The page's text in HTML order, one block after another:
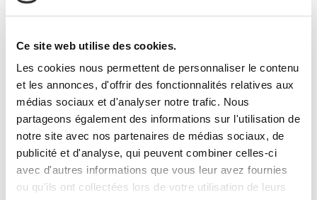
Ce site web utilise des cookies.
Les cookies nous permettent de personnaliser le contenu
et les annonces, d'offrir des fonctionnalités relatives aux
médias sociaux et d'analyser notre trafic. Nous
partageons également des informations sur l'utilisation de
notre site avec nos partenaires de médias sociaux, de
publicité et d'analyse, qui peuvent combiner celles-ci
avec d'autres informations que vous leur avez fournies
ou qu'ils ont collectées lors de votre utilisation de leurs
une gestion interne
À première vue, gérer la logistique événementielle en interne
peut sembler plus économique. Mais c'est sans compter les
coûts multiples qui peuvent rapidement faire grimper la facture.
Location de véhicules, mobilisation de personnel interne,
imprévus de dernière minute, sont autant de dépenses qui
alourdissent le budget global. À cela s'ajoutent les risques de
retards ou d’
erreurs
qui peuvent engendrer des pénalités.
Externaliser la logistique auprès d’un prestataire
spécialisé évite ces coûts et vous permet de bénéficier